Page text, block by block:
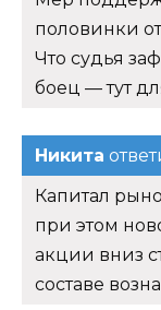
половинки
Что судья
боец — тут
Никита
Капитал
при этом
акции вниз
составе